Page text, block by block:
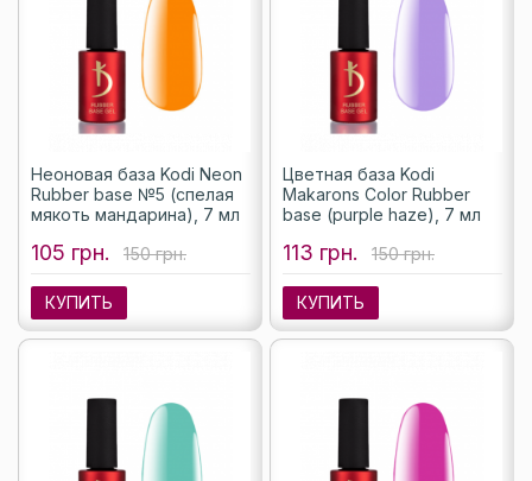
Неоновая база Kodi Neon
Rubber base №5 (спелая
мякоть мандарина), 7 мл
105 грн. 150 грн.
КУПИТЬ
Цветная база Kodi
Makarons Color Rubber
base (purple haze), 7 мл
113 грн. 150 грн.
КУПИТЬ